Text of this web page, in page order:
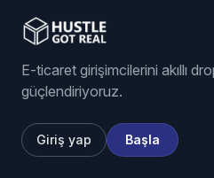
E-ticaret girişimcilerini akıllı
güçlendiriyoruz.
Giriş yap Başla